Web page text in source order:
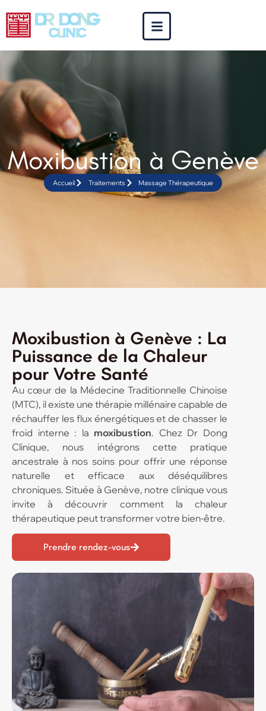
Moxibustion à Genève
Accueil Traitements Massage Thérapeutique
Moxibustion à Genève : La
Puissance de la Chaleur
pour Votre Santé
Au cœur de la Médecine Traditionnelle Chinoise
(MTC), il existe une thérapie millénaire capable de
réchauffer les flux énergétiques et de chasser le
froid interne : la moxibustion. Chez Dr Dong
Clinique, nous intégrons cette pratique
ancestrale à nos soins pour offrir une réponse
naturelle et efficace aux déséquilibres
chroniques. Située à Genève, notre clinique vous
invite à découvrir comment la chaleur
thérapeutique peut transformer votre bien-être.
Prendre rendez-vous